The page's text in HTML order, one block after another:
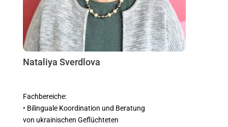
Nataliya Sverdlova
Fachbereiche:
• Bilinguale Koordination und Beratung
von ukrainischen Geflüchteten